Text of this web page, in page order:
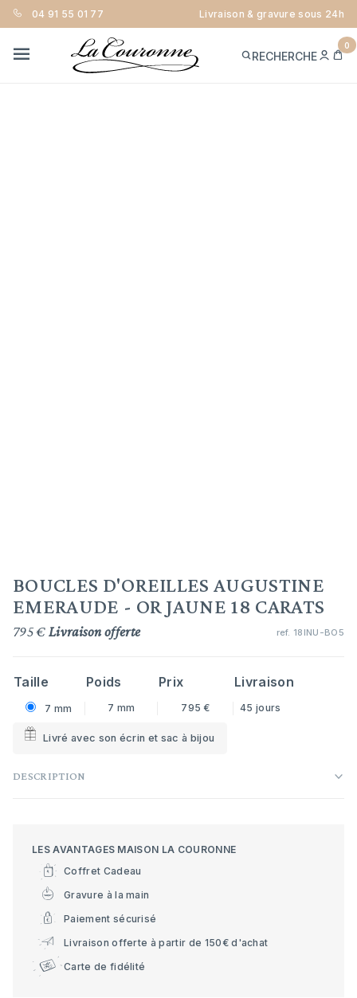
04 91 55 01 77 Livraison & gravure sous 24h
RECHERCHE
ME
0
BOUCLES D'OREILLES AUGUSTINE
EMERAUDE - OR JAUNE 18 CARATS
795 € Livraison offerte ref. 18INU-BO5
Taille Poids Prix Livraison
7 mm 7 mm 795 € 45 jours
Livré avec son écrin et sac à bijou
DESCRIPTION
LES AVANTAGES MAISON LA COURONNE
Coffret Cadeau
Gravure à la main
Paiement sécurisé
Livraison offerte à partir de 150€ d'achat
Carte de fidélité